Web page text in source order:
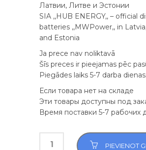
Латвии, Литве и Эстонии
SIA ,,HUB ENERGY,, – official
batteries ,,MWPower,, in
and Estonia
Ja prece nav noliktavā
Šīs preces ir pieejamas pēc
Piegādes laiks 5-7 darba dienas.
Если товара нет на складе
Эти товары доступны под
Время поставки 5-7 рабочих
PIEVIENOT